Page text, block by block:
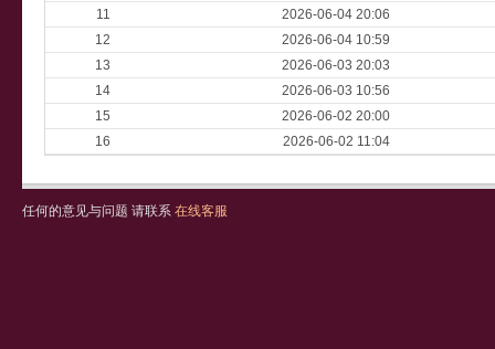
11
2026-06-04 20:06
12
2026-06-04 10:59
13
2026-06-03 20:03
14
2026-06-03 10:56
15
2026-06-02 20:00
16
2026-06-02 11:04
任何的意见与问题 请联系 在线客服